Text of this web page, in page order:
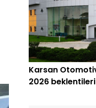
Karsan
2026 beklentileri